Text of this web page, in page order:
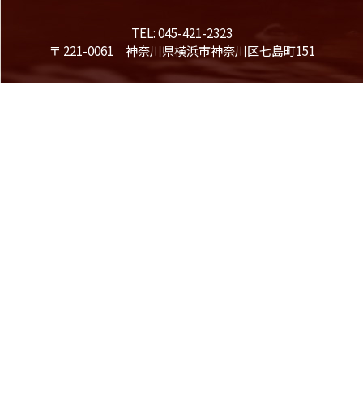
TEL: 045-421-2323
〒 221-0061 神奈川県横浜市神奈川区七島町151